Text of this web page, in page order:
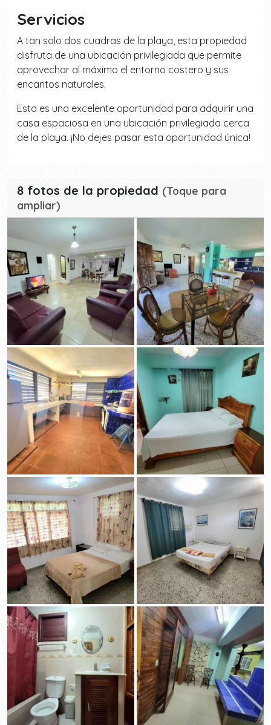
Servicios
A tan solo dos cuadras de la playa, esta propiedad
disfruta de una ubicación privilegiada que permite
aprovechar al máximo el entorno costero y sus
encantos naturales.
Esta es una excelente oportunidad para adquirir una
casa espaciosa en una ubicación privilegiada cerca
de la playa. ¡No dejes pasar esta oportunidad única!
8 fotos de la propiedad (Toque para
ampliar)